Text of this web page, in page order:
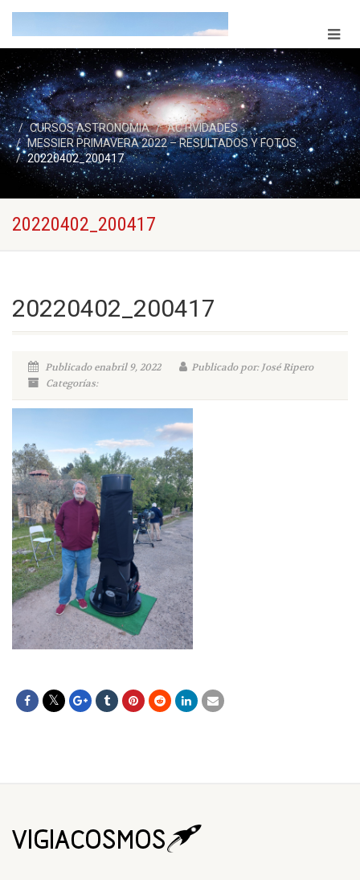
CURSOS ASTRONOMIA
ACTIVIDADES
MESSIER PRIMAVERA 2022 – RESULTADOS Y FOTOS
20220402_200417
20220402_200417
20220402_200417
Publicado enabril 9, 2022
Publicado por: José Ripero
Categorías: